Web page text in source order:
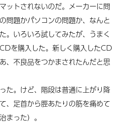
ットされないのだ。メーカーに問
問題かパソコンの問題か、なんと
。いろいろ試してみたが、うまく
を購入した。新しく購入したCD
、不良品をつかまされたんだと思
た。けど、階段は普通に上がり降
、足首から脛あたりの筋を痛めて
まった）。